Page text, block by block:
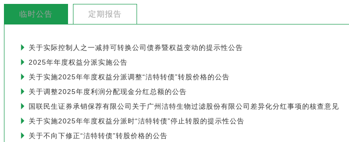
临时公告 定期报告
关于实际控制人之一减持可转换公司债券暨权益变动的提示性公告
2025年年度权益分派实施公告
关于实施2025年年度权益分派调整“洁特转债”转股价格的公告
关于调整2025年度利润分配现金分红总额的公告
国联民生证券承销保荐有限公司关于广州洁特生物过滤股份有限公司差异化分红事项的核查意见
关于实施2025年年度权益分派时“洁特转债”停止转股的提示性公告
关于不向下修正“洁特转债”转股价格的公告